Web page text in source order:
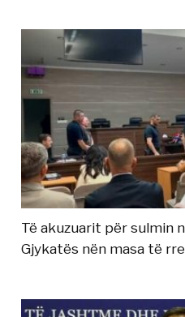
Të akuzuarit për sulmin
Gjykatës nën masa të